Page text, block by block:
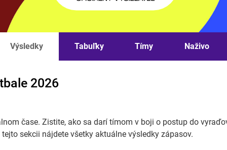
Výsledky Tabuľky Tímy Naživo
2026
čase. Zistite, ako sa darí tímom v boji o postup do
sekcii nájdete všetky aktuálne výsledky zápasov.